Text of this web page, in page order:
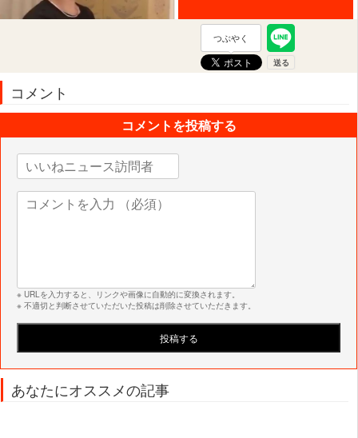
つぶやく
コメント
コメントを投稿する
※ URLを入力すると、リンクや画像に自動的に変換されます。
※ 不適切と判断させていただいた投稿は削除させていただきます。
あなたにオススメの記事